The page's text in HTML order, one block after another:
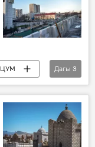
ЦУМ
Дагы 3